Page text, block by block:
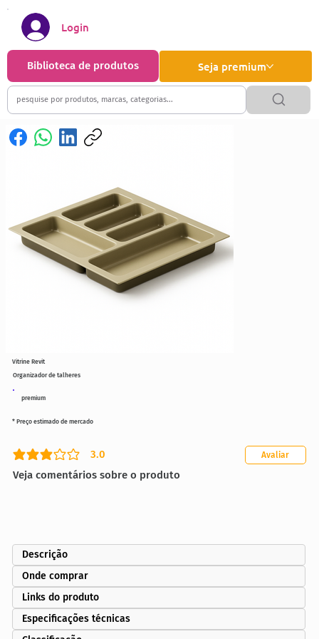
Seja premium
Biblioteca de produtos
Login
premium
Organizador de talheres
3.0
classificação média é 3 de 5
Veja comentários sobre o produto
Avaliar
* Preço estimado de mercado
Vitrine Revit
Descrição
Onde comprar
Links do produto
Especificações técnicas